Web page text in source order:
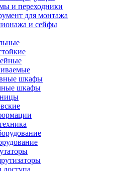
и переходники
для монтажа
и сейфы
шкафы
шкафы
доступа